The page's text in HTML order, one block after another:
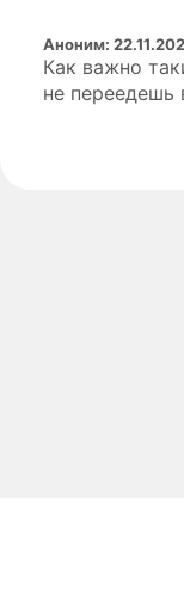
Аноним:
Как важно
не переедешь